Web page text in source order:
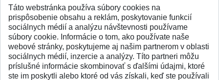
SPÄŤ NA VRCH
Táto webstránka používa súbory cookies na
prispôsobenie obsahu a reklám, poskytovanie funkcií
sociálnych médií a analýzu návštevnosti používame
súbory cookie. Informácie o tom, ako používate naše
webové stránky, poskytujeme aj našim partnerom v oblasti
sociálnych médií, inzercie a analýzy. Títo partneri môžu
príslušné informácie skombinovať s ďalšími údajmi, ktoré
ste im poskytli alebo ktoré od vás získali, keď ste používali